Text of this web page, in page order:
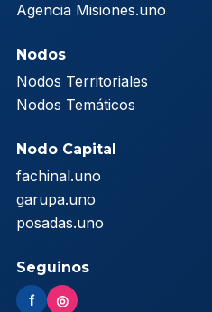
Agencia Misiones.uno
Nodos
Nodos Territoriales
Nodos Temáticos
Nodo Capital
fachinal.uno
garupa.uno
posadas.uno
Seguinos
f ◎